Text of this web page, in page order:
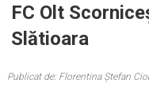
FC Olt
Slătioara
Publicat de: Florentina Ștefan